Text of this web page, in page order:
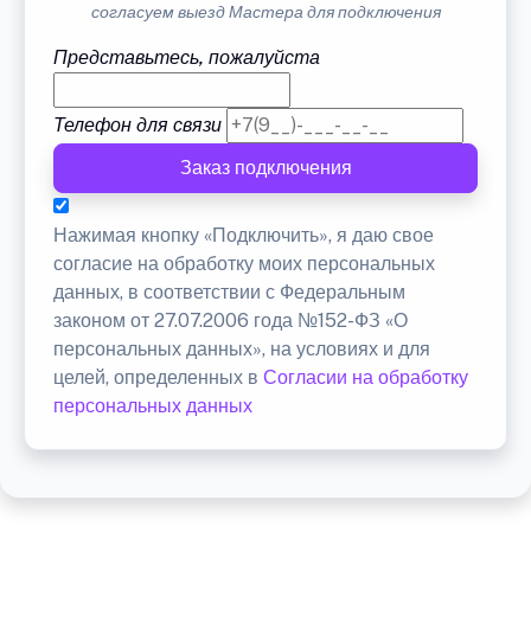
согласуем выезд Мастера для подключения
Представьтесь, пожалуйста
Телефон для связи
Заказ подключения
Нажимая кнопку «Подключить», я даю свое
согласие на обработку моих персональных
данных, в соответствии с Федеральным
законом от 27.07.2006 года №152-ФЗ «О
персональных данных», на условиях и для
целей, определенных в Согласии на обработку
персональных данных